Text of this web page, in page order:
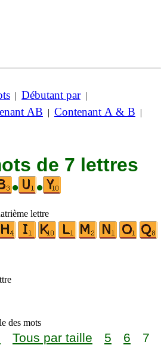
| Débutant par|
AB | Contenant A & B |
de 7 lettres
• •
lettre
des mots
Tous par taille 5 6
7